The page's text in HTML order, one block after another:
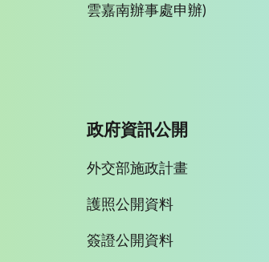
雲嘉南辦事處申辦)
政府資訊公開
外交部施政計畫
護照公開資料
簽證公開資料